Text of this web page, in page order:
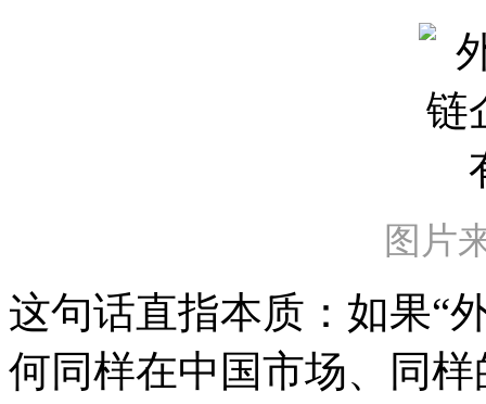
图片
这句话直指本质：如果“
何同样在中国市场、同